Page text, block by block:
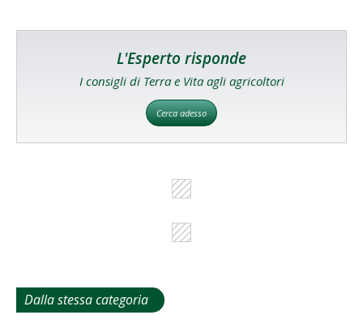
L'Esperto risponde
I consigli di Terra e Vita agli agricoltori
Cerca adesso
Dalla stessa categoria